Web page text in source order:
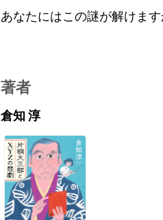
あなたにはこの謎が解けます
著者
倉知 淳